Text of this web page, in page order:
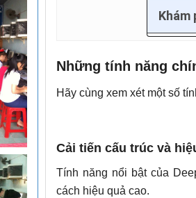
Khám
Những tính năng
Hãy cùng xem xét một số
Cải tiến cấu trúc và
Tính năng nổi bật của
cách hiệu quả cao.